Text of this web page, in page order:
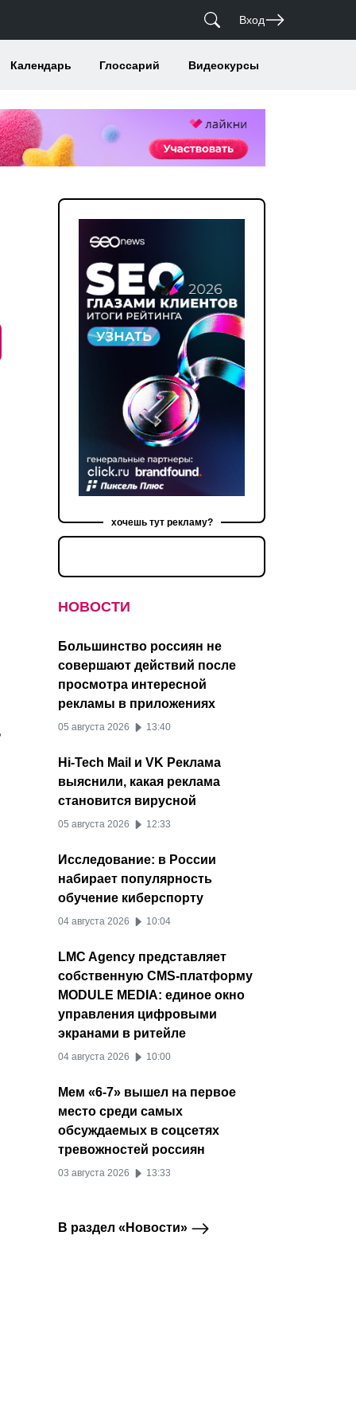
Вход
Календарь Глоссарий Видеокурсы
хочешь тут рекламу?
НОВОСТИ
Большинство россиян не
совершают действий после
просмотра интересной
рекламы в приложениях
05 августа 2026 13:40
Hi-Tech Mail и VK Реклама
выяснили, какая реклама
становится вирусной
05 августа 2026 12:33
Исследование: в России
набирает популярность
обучение киберспорту
04 августа 2026 10:04
LMC Agency представляет
собственную CMS-платформу
MODULE MEDIA: единое окно
управления цифровыми
экранами в ритейле
04 августа 2026 10:00
Мем «6-7» вышел на первое
место среди самых
обсуждаемых в соцсетях
тревожностей россиян
03 августа 2026 13:33
В раздел «Новости»